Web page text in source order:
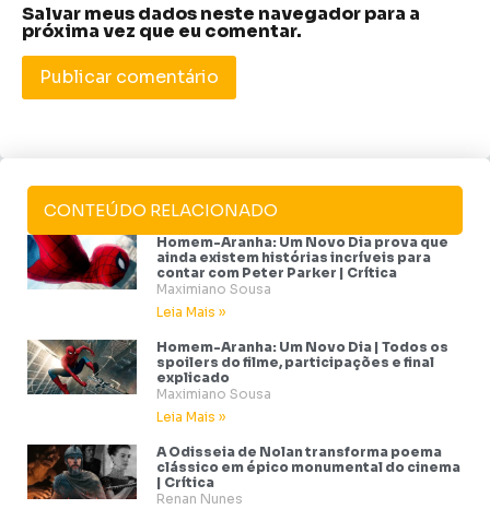
Salvar meus dados neste navegador para a
próxima vez que eu comentar.
CONTEÚDO RELACIONADO
Homem-Aranha: Um Novo Dia prova que
ainda existem histórias incríveis para
contar com Peter Parker | Crítica
Maximiano Sousa
Leia Mais »
Homem-Aranha: Um Novo Dia | Todos os
spoilers do filme, participações e final
explicado
Maximiano Sousa
Leia Mais »
A Odisseia de Nolan transforma poema
clássico em épico monumental do cinema
| Crítica
Renan Nunes